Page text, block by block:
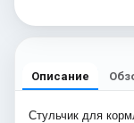
Описание
Стульчик для